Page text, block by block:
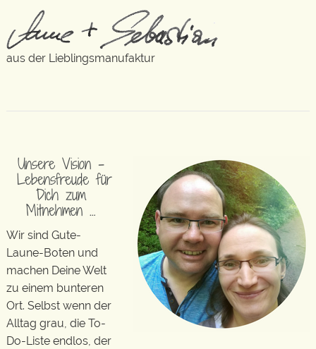
aus der Lieblingsmanufaktur
Unsere Vision –
Lebensfreude für
Dich zum
Mitnehmen …
Wir sind Gute-
Laune-Boten und
machen Deine Welt
zu einem bunteren
Ort. Selbst wenn der
Alltag grau, die To-
Do-Liste endlos, der